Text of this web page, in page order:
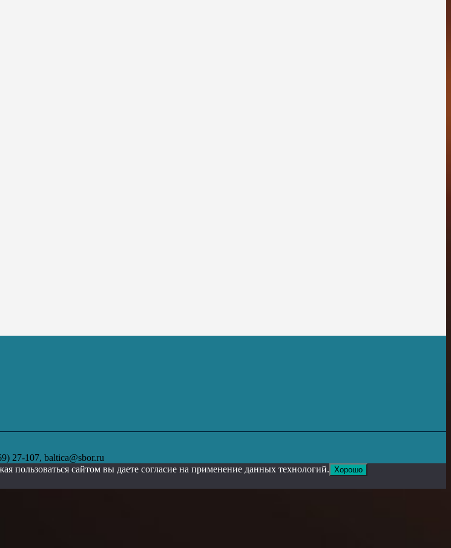
27-107, baltica@sbor.ru
пользоваться сайтом вы даете согласие на применение данных технологий. Хорошо